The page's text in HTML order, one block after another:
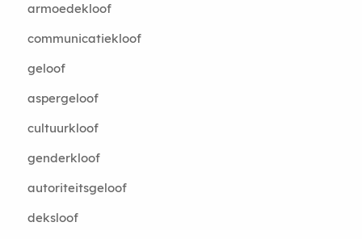
armoedekloof
communicatiekloof
geloof
aspergeloof
cultuurkloof
genderkloof
autoriteitsgeloof
deksloof